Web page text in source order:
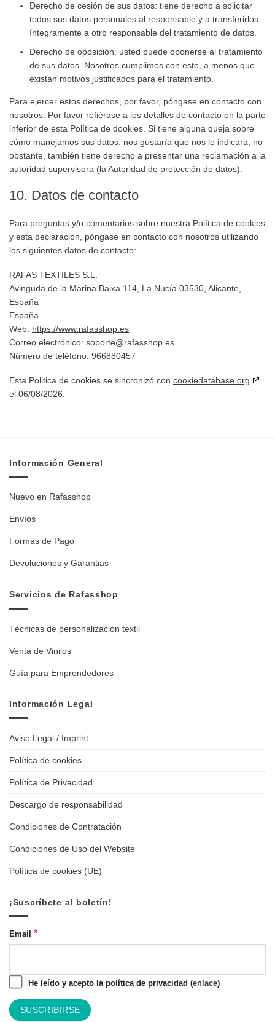
Derecho de cesión de sus datos: tiene derecho a solicitar
todos sus datos personales al responsable y a transferirlos
íntegramente a otro responsable del tratamiento de datos.
Derecho de oposición: usted puede oponerse al tratamiento
de sus datos. Nosotros cumplimos con esto, a menos que
existan motivos justificados para el tratamiento.
Para ejercer estos derechos, por favor, póngase en contacto con
nosotros. Por favor refiérase a los detalles de contacto en la parte
inferior de esta Política de dookies. Si tiene alguna queja sobre
cómo manejamos sus datos, nos gustaría que nos lo indicara, no
obstante, también tiene derecho a presentar una reclamación a la
autoridad supervisora (la Autoridad de protección de datos).
10. Datos de contacto
Para preguntas y/o comentarios sobre nuestra Política de cookies
y esta declaración, póngase en contacto con nosotros utilizando
los siguientes datos de contacto:
RAFAS TEXTILES S.L.
Avinguda de la Marina Baixa 114, La Nucía 03530, Alicante,
España
España
Web: https://www.rafasshop.es
Correo electrónico: soporte@rafasshop.es
Número de teléfono: 966880457
Esta Politica de cookies se sincronizó con cookiedatabase.org
el 06/08/2026.
Información General
Nuevo en Rafasshop
Envíos
Formas de Pago
Devoluciones y Garantias
Servicios de Rafasshop
Técnicas de personalización textil
Venta de Vinilos
Guía para Emprendedores
Información Legal
Aviso Legal / Imprint
Política de cookies
Política de Privacidad
Descargo de responsabilidad
Condiciones de Contratación
Condiciones de Uso del Website
Política de cookies (UE)
¡Suscríbete al boletín!
Email *
He leído y acepto la política de privacidad (enlace)